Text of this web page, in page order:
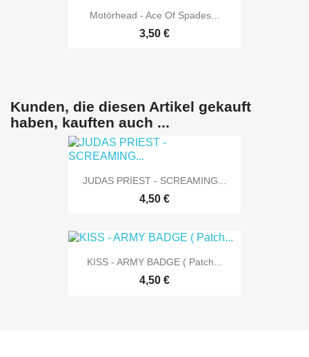
Motörhead - Ace Of Spades...
3,50 €
Kunden, die diesen Artikel gekauft
haben, kauften auch ...
JUDAS PRIEST - SCREAMING...
4,50 €
KISS - ARMY BADGE ( Patch...
4,50 €